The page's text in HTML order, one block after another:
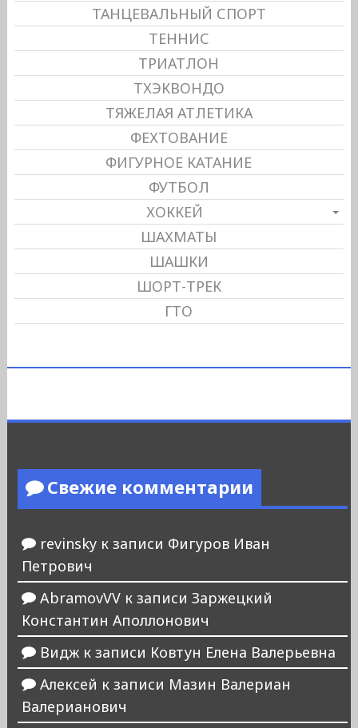
ТАНЦЕВАЛЬНЫЙ СПОРТ
ТЕННИС
ТРИАТЛОН
ТХЭКВОНДО
ТЯЖЕЛАЯ АТЛЕТИКА
ФЕХТОВАНИЕ
ФИГУРНОЕ КАТАНИЕ
ФУТБОЛ
ХОККЕЙ
ШАХМАТЫ
ШАШКИ
ШОРТ-ТРЕК
ГТО
Свежие комментарии
revinskyк записи Фигуров Иван
Петрович
AbramovVVк записи Заржецкий
Константин Аполлонович
Виджк записи Ковтун Елена Валерьевна
Алексей к записи Мазин Валериан
Валерианович